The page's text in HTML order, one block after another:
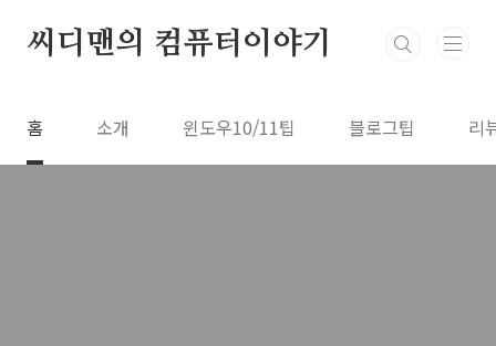
씨디맨의 컴퓨터이야기
홈 소개 윈도우10/11팁 블로그팁 리